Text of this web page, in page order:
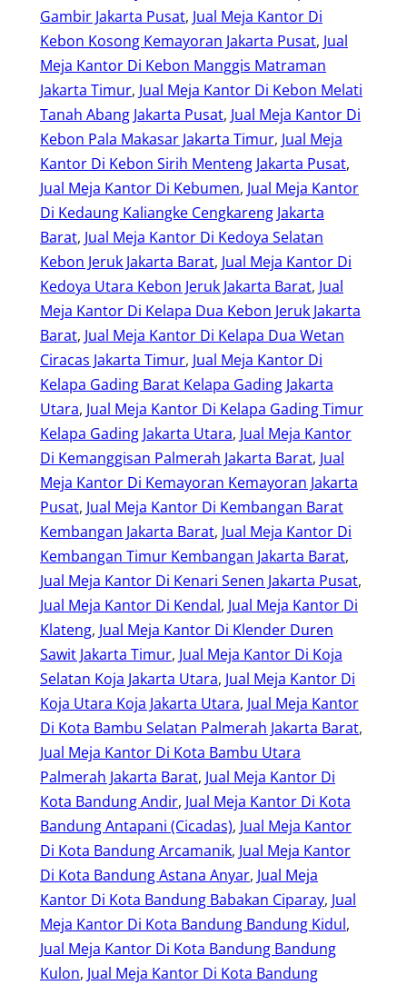
Gambir Jakarta Pusat, Jual Meja Kantor Di
Kebon Kosong Kemayoran Jakarta Pusat, Jual
Meja Kantor Di Kebon Manggis Matraman
Jakarta Timur, Jual Meja Kantor Di Kebon Melati
Tanah Abang Jakarta Pusat, Jual Meja Kantor Di
Kebon Pala Makasar Jakarta Timur, Jual Meja
Kantor Di Kebon Sirih Menteng Jakarta Pusat
Jual Meja Kantor Di Kebumen, Jual Meja Kantor
Di Kedaung Kaliangke Cengkareng Jakarta
Barat, Jual Meja Kantor Di Kedoya Selatan
Kebon Jeruk Jakarta Barat, Jual Meja Kantor Di
Kedoya Utara Kebon Jeruk Jakarta Barat, Jual
Meja Kantor Di Kelapa Dua Kebon Jeruk Jakarta
Barat, Jual Meja Kantor Di Kelapa Dua Wetan
Ciracas Jakarta Timur, Jual Meja Kantor Di
Kelapa Gading Barat Kelapa Gading Jakarta
Utara, Jual Meja Kantor Di Kelapa Gading Timur
Kelapa Gading Jakarta Utara, Jual Meja Kantor
Di Kemanggisan Palmerah Jakarta Barat, Jual
Meja Kantor Di Kemayoran Kemayoran Jakarta
Pusat, Jual Meja Kantor Di Kembangan Barat
Kembangan Jakarta Barat, Jual Meja Kantor Di
Kembangan Timur Kembangan Jakarta Barat
Jual Meja Kantor Di Kenari Senen Jakarta Pusat
Jual Meja Kantor Di Kendal, Jual Meja Kantor Di
Klateng, Jual Meja Kantor Di Klender Duren
Sawit Jakarta Timur, Jual Meja Kantor Di Koja
Selatan Koja Jakarta Utara, Jual Meja Kantor Di
Koja Utara Koja Jakarta Utara, Jual Meja Kantor
Di Kota Bambu Selatan Palmerah Jakarta Barat
Jual Meja Kantor Di Kota Bambu Utara
Palmerah Jakarta Barat, Jual Meja Kantor Di
Kota Bandung Andir, Jual Meja Kantor Di Kota
Bandung Antapani (Cicadas), Jual Meja Kantor
Di Kota Bandung Arcamanik, Jual Meja Kantor
Di Kota Bandung Astana Anyar, Jual Meja
Kantor Di Kota Bandung Babakan Ciparay, Jual
Meja Kantor Di Kota Bandung Bandung Kidul
Jual Meja Kantor Di Kota Bandung Bandung
Kulon, Jual Meja Kantor Di Kota Bandung